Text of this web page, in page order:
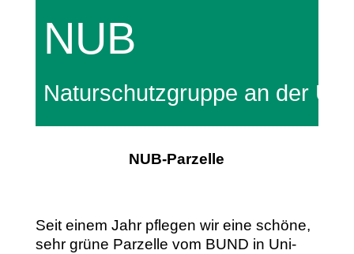
Naturschutzgruppe an der
NUB-Parzelle
Seit einem Jahr pflegen wir eine schöne,
sehr grüne Parzelle vom BUND in Uni-